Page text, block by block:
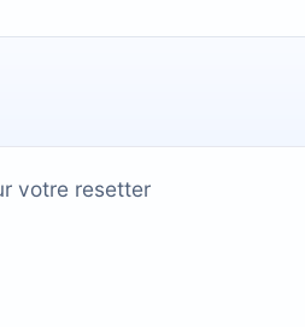
votre resetter